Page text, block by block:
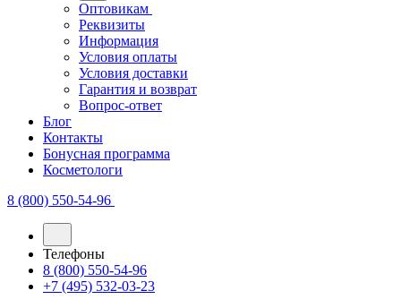
Оптовикам
Реквизиты
Информация
Условия оплаты
Условия доставки
Гарантия и возврат
Вопрос-ответ
Блог
Контакты
Бонусная программа
Косметологи
8 (800) 550-54-96
Телефоны
8 (800) 550-54-96
+7 (495) 532-03-23